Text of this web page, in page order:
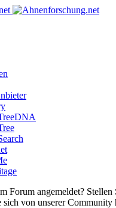
Forum angemeldet? Stellen
sich von unserer Community